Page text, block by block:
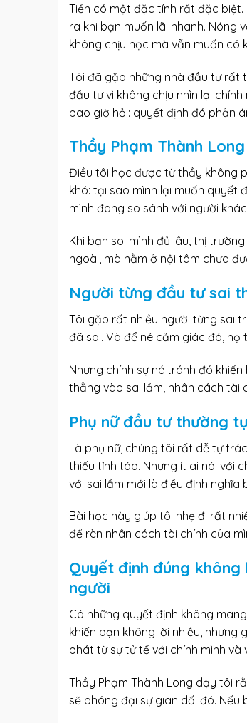
Tiền có một đặc tính rất đặc biệt.
ra khi bạn muốn lãi nhanh. Nóng
không chịu học mà vẫn muốn có
Tôi đã gặp những nhà đầu tư rất
đầu tư vì không chịu nhìn lại
bao giờ hỏi: quyết định đó phản
Thầy Phạm Thành
Điều tôi học được từ thầy không
khó: tại sao mình lại muốn quyết
mình đang so sánh với người
Khi bạn soi mình đủ lâu, thị
ngoài, mà nằm ở nội tâm chưa
Người từng đầu tư sai
Tôi gặp rất nhiều người từng sai
đã sai. Và để né cảm giác đó, họ
Nhưng chính sự né tránh đó
thẳng vào sai lầm, nhân cách tài
Phụ nữ đầu tư thường
Là phụ nữ, chúng tôi rất dễ tự
thiếu tỉnh táo. Nhưng ít ai nói với
với sai lầm mới là điều định nghĩa
Bài học này giúp tôi nhẹ đi rất
để rèn nhân cách tài chính của
Quyết định đúng
người
Có những quyết định không
khiến bạn không lời nhiều,
phát từ sự tử tế với chính mình và
Thầy Phạm Thành Long dạy tôi
sẽ phóng đại sự gian dối đó.